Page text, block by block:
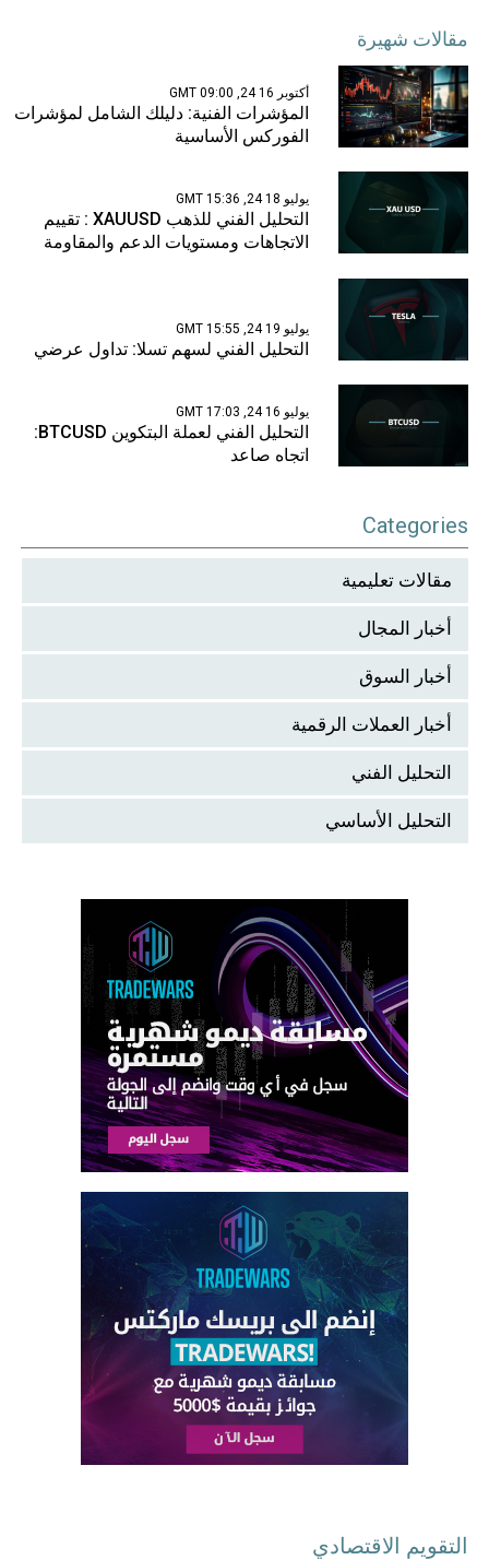
مقالات شهيرة
أكتوبر 16 24, 09:00 GMT
المؤشرات الفنية: دليلك الشامل لمؤشرات
الفوركس الأساسية
يوليو 18 24, 15:36 GMT
التحليل الفني للذهب XAUUSD : تقييم
الاتجاهات ومستويات الدعم والمقاومة
يوليو 19 24, 15:55 GMT
التحليل الفني لسهم تسلا: تداول عرضي
يوليو 16 24, 17:03 GMT
التحليل الفني لعملة البتكوين BTCUSD:
اتجاه صاعد
Categories
مقالات تعليمية
أخبار المجال
أخبار السوق
أخبار العملات الرقمية
التحليل الفني
التحليل الأساسي
التقويم الاقتصادي